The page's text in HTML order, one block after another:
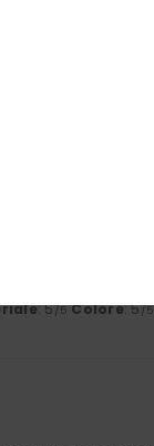
: 5/5 Colore: 5/5